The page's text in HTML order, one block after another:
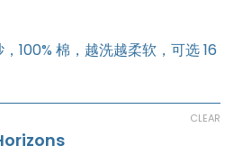
100% 棉，越洗越柔软，可选 16
CLEAR